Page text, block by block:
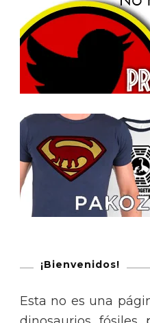
¡Bienvenidos!
Esta no es una